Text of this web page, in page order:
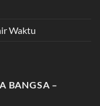
Waktu
BANGSA –